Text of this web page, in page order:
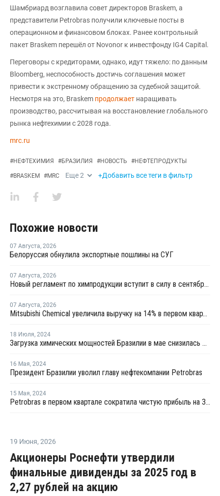
Шамбриард возглавила совет директоров Braskem, а
представители Petrobras получили ключевые посты в
операционном и финансовом блоках. Ранее контрольный
пакет Braskem перешёл от Novonor к инвестфонду IG4 Capital.
Переговоры с кредиторами, однако, идут тяжело: по данным
Bloomberg, неспособность достичь соглашения может
привести к экстренному обращению за судебной защитой.
Несмотря на это, Braskem продолжает наращивать
производство, рассчитывая на восстановление глобального
рынка нефтехимии с 2028 года.
mrc.ru
#НЕФТЕХИМИЯ #БРАЗИЛИЯ #НОВОСТЬ #НЕФТЕПРОДУКТЫ
#BRASKEM #MRC Еще2 +Добавить все теги в фильтр
Похожие новости
07 Августа, 2026
Белоруссия обнулила экспортные пошлины на СУГ
07 Августа, 2026
Новый регламент по химпродукции вступит в силу в сентябре 2027 года
07 Августа, 2026
Mitsubishi Chemical увеличила выручку на 14% в первом квартале японского финансового года
18 Июля, 2024
Загрузка химических мощностей Бразилии в мае снизилась до 58%
16 Мая, 2024
Президент Бразилии уволил главу нефтекомпании Petrobras
15 Мая, 2024
Petrobras в первом квартале сократила чистую прибыль на 35%
19 Июня, 2026
Акционеры Роснефти утвердили
финальные дивиденды за 2025 год в
2,27 рублей на акцию